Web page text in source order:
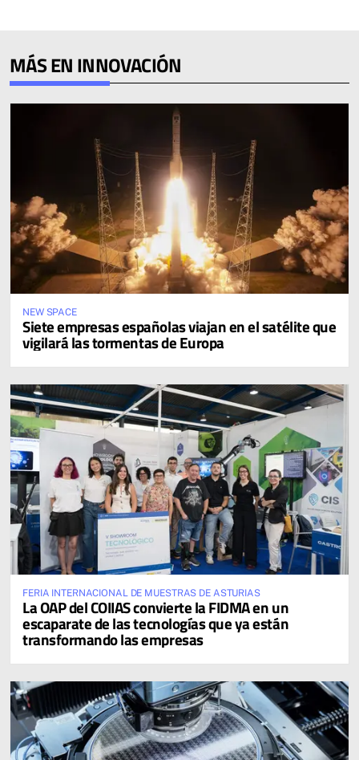
MÁS EN INNOVACIÓN
NEW SPACE
Siete empresas españolas viajan en el satélite que
vigilará las tormentas de Europa
FERIA INTERNACIONAL DE MUESTRAS DE ASTURIAS
La OAP del COIIAS convierte la FIDMA en un
escaparate de las tecnologías que ya están
transformando las empresas